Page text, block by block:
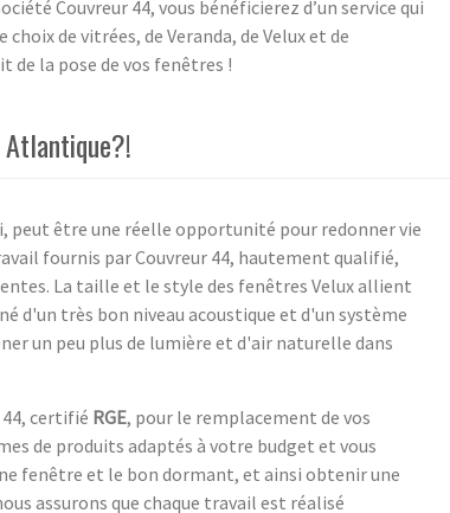
Couvreur 44, vous bénéficierez d’un service qui
de vitrées, de Veranda, de Velux et de
de la pose de vos fenêtres !
peut être une réelle opportunité pour redonner vie
fournis par Couvreur 44, hautement qualifié,
La taille et le style des fenêtres Velux allient
d'un très bon niveau acoustique et d'un système
un peu plus de lumière et d'air naturelle dans
certifié RGE, pour le remplacement de vos
de produits adaptés à votre budget et vous
fenêtre et le bon dormant, et ainsi obtenir une
assurons que chaque travail est réalisé